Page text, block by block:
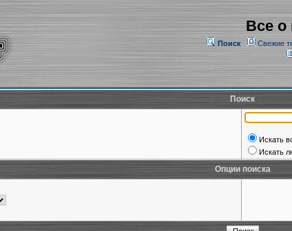
Все о
Поиск Свежие
Поиск
Искать
Искать
Опции поиска